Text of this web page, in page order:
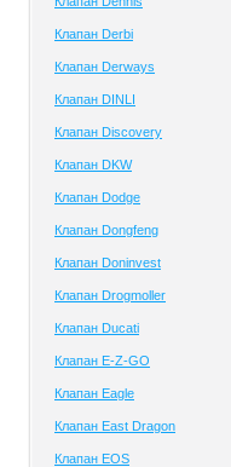
Клапан Derbi
Клапан Derways
Клапан DINLI
Клапан Discovery
Клапан DKW
Клапан Dodge
Клапан Dongfeng
Клапан Doninvest
Клапан Drogmoller
Клапан Ducati
Клапан E-Z-GO
Клапан Eagle
Клапан East Dragon
Клапан EOS